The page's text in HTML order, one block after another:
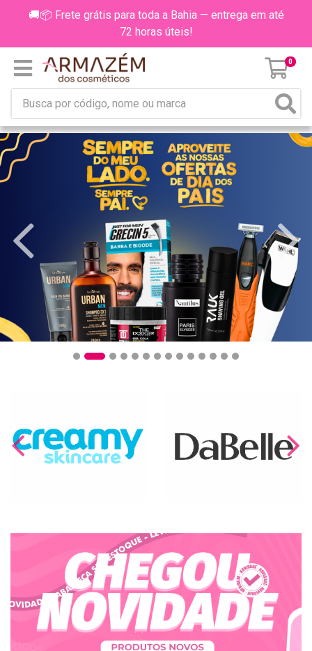
🚚📦 Frete grátis para toda a Bahia — entrega em até
72 horas úteis!
0